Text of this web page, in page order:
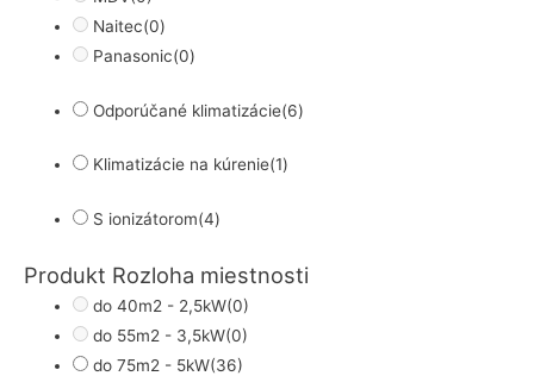
Naitec(0)
Panasonic(0)
Odporúčané klimatizácie(6)
Klimatizácie na kúrenie(1)
S ionizátorom(4)
Produkt Rozloha miestnosti
do 40m2 - 2,5kW(0)
do 55m2 - 3,5kW(0)
do 75m2 - 5kW(36)